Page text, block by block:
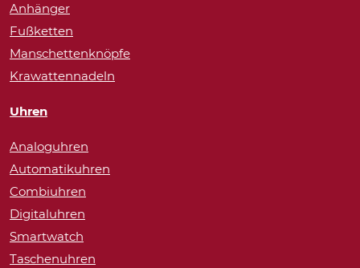
Anhänger
Fußketten
Manschettenknöpfe
Krawattennadeln
Uhren
Analoguhren
Automatikuhren
Combiuhren
Digitaluhren
Smartwatch
Taschenuhren